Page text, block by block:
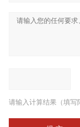
请输入计算结果（填写